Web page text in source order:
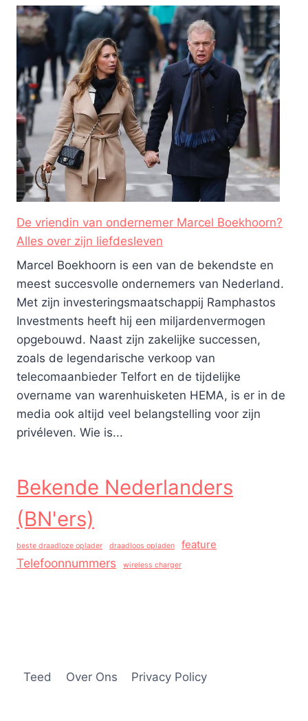
De vriendin van ondernemer Marcel Boekhoorn?
Alles over zijn liefdesleven
Marcel Boekhoorn is een van de bekendste en
meest succesvolle ondernemers van Nederland.
Met zijn investeringsmaatschappij Ramphastos
Investments heeft hij een miljardenvermogen
opgebouwd. Naast zijn zakelijke successen,
zoals de legendarische verkoop van
telecomaanbieder Telfort en de tijdelijke
overname van warenhuisketen HEMA, is er in de
media ook altijd veel belangstelling voor zijn
privéleven. Wie is...
Bekende Nederlanders
(BN'ers)
beste draadloze oplader draadloos opladen feature
Telefoonnummers wireless charger
Teed Over Ons Privacy Policy